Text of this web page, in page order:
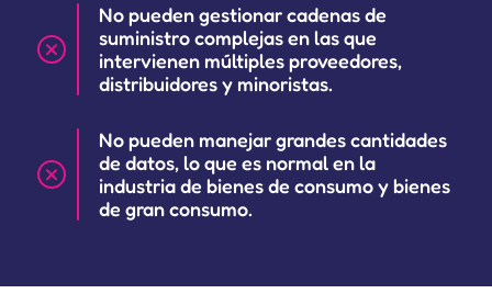
No pueden gestionar cadenas de
suministro complejas en las que
intervienen múltiples proveedores,
distribuidores y minoristas.
No pueden manejar grandes cantidades
de datos, lo que es normal en la
industria de bienes de consumo y bienes
de gran consumo.